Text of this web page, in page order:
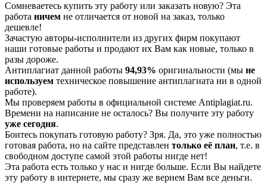
Сомневаетесь купить эту работу или заказать новую? Эта
работа ничем не отличается от новой на заказ, только
дешевле!
Зачастую авторы-исполнители из других фирм покупают
наши готовые работы и продают их Вам как новые, только в
разы дороже.
Антиплагиат данной работы 94,93% оригинальности (мы не
используем техническое повышение антиплагиата ни в одной
работе).
Мы проверяем работы в официальной системе Аntiplagiat.ru.
Времени на написание не осталось? Вы получите эту работу
уже сегодня.
Боитесь покупать готовую работу? Зря. Да, это уже полностью
готовая работа, но на сайте представлен только её план, т.е. в
свободном доступе самой этой работы нигде нет!
Эта работа есть только у нас и нигде больше. Если Вы найдете
эту работу в интернете, мы сразу же вернем Вам все деньги.